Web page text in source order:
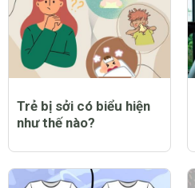
Trẻ bị sởi có biểu hiện
như thế nào?